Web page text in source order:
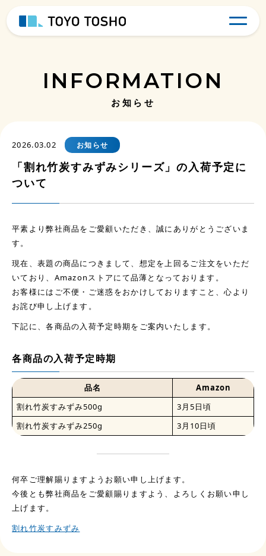
INFORMATION
お知らせ
2026.03.02 お知らせ
「割れ竹炭すみずみシリーズ」の入荷予定に
ついて
平素より弊社商品をご愛顧いただき、誠にありがとうございま
す。
現在、表題の商品につきまして、想定を上回るご注文をいただ
いており、Amazonストアにて品薄となっております。
お客様にはご不便・ご迷惑をおかけしておりますこと、心より
お詫び申し上げます。
下記に、各商品の入荷予定時期をご案内いたします。
各商品の入荷予定時期
品名
Amazon
割れ竹炭すみずみ500g
3月5日頃
割れ竹炭すみずみ250g
3月10日頃
何卒ご理解賜りますようお願い申し上げます。
今後とも弊社商品をご愛顧賜りますよう、よろしくお願い申し
上げます。
割れ竹炭すみずみ